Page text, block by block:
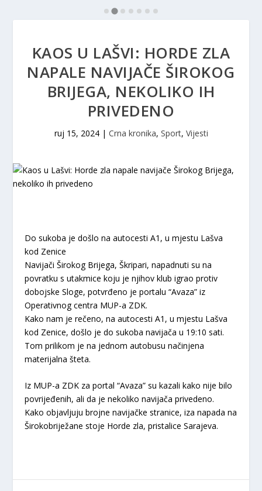
KAOS U LAŠVI: HORDE ZLA
NAPALE NAVIJAČE ŠIROKOG
BRIJEGA, NEKOLIKO IH
PRIVEDENO
ruj 15, 2024| Crna kronika, Sport, Vijesti
Do sukoba je došlo na autocesti A1, u mjestu Lašva
kod Zenice
Navijači Širokog Brijega, Škripari, napadnuti su na
povratku s utakmice koju je njihov klub igrao protiv
dobojske Sloge, potvrđeno je portalu “Avaza” iz
Operativnog centra MUP-a ZDK.
Kako nam je rečeno, na autocesti A1, u mjestu Lašva
kod Zenice, došlo je do sukoba navijača u 19:10 sati.
Tom prilikom je na jednom autobusu načinjena
materijalna šteta.
Iz MUP-a ZDK za portal “Avaza” su kazali kako nije bilo
povrijeđenih, ali da je nekoliko navijača privedeno.
Kako objavljuju brojne navijačke stranice, iza napada na
Širokobriježane stoje Horde zla, pristalice Sarajeva.